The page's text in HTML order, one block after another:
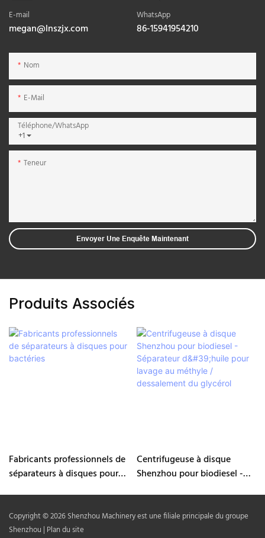
E-mail
megan@lnszjx.com
WhatsApp
86-15941954210
Nom
E-Mail
+1
Téléphone/WhatsApp
Teneur
Envoyer Une Enquête Maintenant
Produits Associés
Fabricants professionnels de
séparateurs à disques pour
Centrifugeuse à disque
Shenzhou pour biodiesel -
dessalement du glycérol
Copyright © 2026 Shenzhou Machinery est une filiale principale du groupe
Shenzhou | Plan du site